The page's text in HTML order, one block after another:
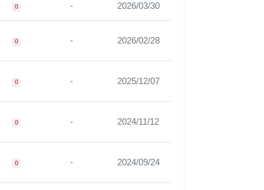
0 - 2026/03/30
0 - 2026/02/28
0 - 2025/12/07
0 - 2024/11/12
0 - 2024/09/24